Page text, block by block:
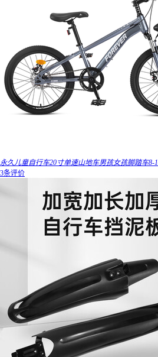
永久儿童自行车20寸单速山地车男孩女孩脚踏车8-
3条评价